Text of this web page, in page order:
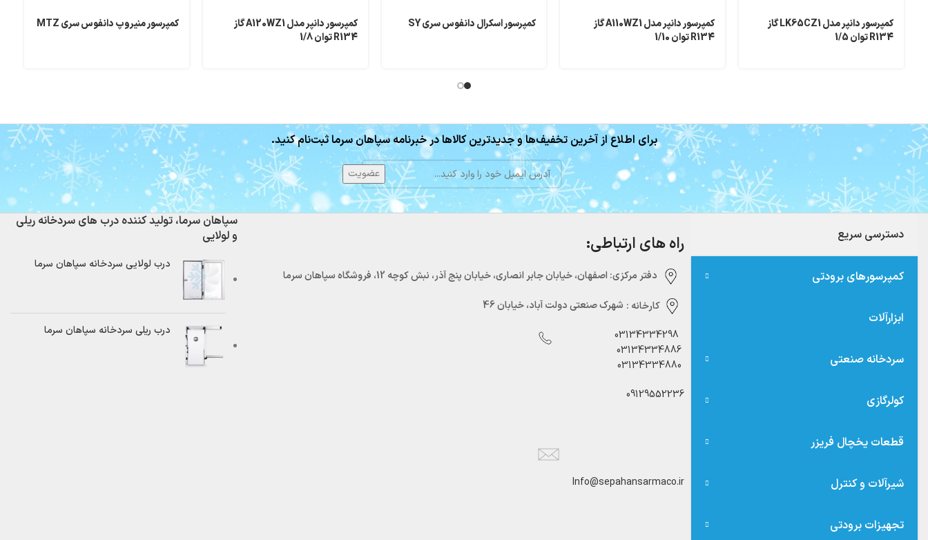
کمپرسور دانپر مدل LK65CZ1 گاز
R134 توان 1/5
کمپرسور دانپر مدل A110WZ1 گاز
R134 توان 1/10
کمپرسور اسکرال دانفوس سری SY
کمپرسور دانپر مدل A120WZ1 گاز
R134 توان 1/8
کمپرسور منیروپ دانفوس سری MTZ
برای اطلاع از آخرین تخفیف‌ها و جدیدترین کالاها در خبرنامه سپاهان سرما ثبت‌نام کنید.
دسترسی سریع
کمپرسورهای برودتی
ابزارآلات
سردخانه صنعتی
کولرگازی
قطعات یخچال فریزر
شیرآلات و کنترل
تجهیزات برودتی
راه های ارتباطی:
دفتر مرکزی:‌ اصفهان، خیابان جابر انصاری، خیابان پنج آذر، نبش کوچه 12، فروشگاه سپاهان سرما
کارخانه : شهرک صنعتی دولت آباد، خیابان 46
03134334298
03134334886
03134334880
09129552236
Info@sepahansarmaco.ir
سپاهان سرما، تولید کننده درب های سردخانه ریلی
و لولایی
درب لولایی سردخانه سپاهان سرما
درب ریلی سردخانه سپاهان سرما